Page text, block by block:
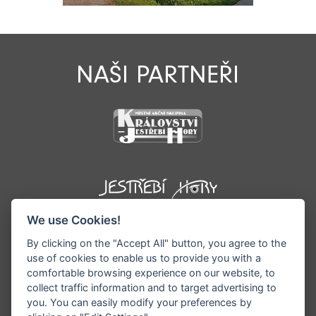
NAŠI PARTNEŘI
We use Cookies!
By clicking on the "Accept All" button, you agree to the
use of cookies to enable us to provide you with a
comfortable browsing experience on our website, to
collect traffic information and to target advertising to
you. You can easily modify your preferences by